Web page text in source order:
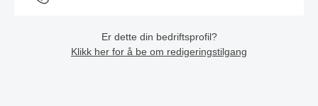
Er dette din bedriftsprofil?
Klikk her for å be om redigeringstilgang